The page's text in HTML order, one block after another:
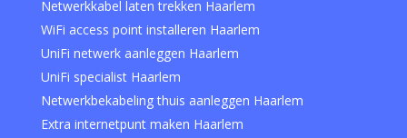
Netwerkkabel laten trekken Haarlem
WiFi access point installeren Haarlem
UniFi netwerk aanleggen Haarlem
UniFi specialist Haarlem
Netwerkbekabeling thuis aanleggen Haarlem
Extra internetpunt maken Haarlem